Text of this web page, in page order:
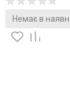
Немає в